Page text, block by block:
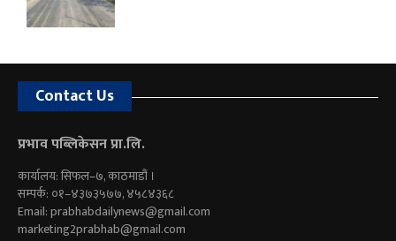
Contact Us
प्रभाव पब्लिकेसन प्रा.लि.
कार्यालय: सिफल–७, काठमाडौं ।
सम्पर्क: ०१–४३७३५७७, ४५८४३६८
Email:prabhabdailynews@gmail.com
marketing2prabhab@gmail.com